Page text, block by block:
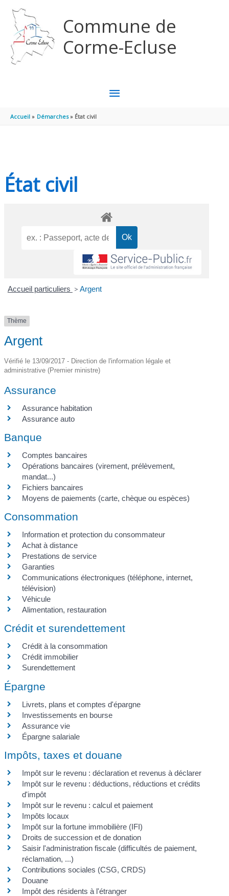
Commune de
Corme-Ecluse
MENU
Accueil Démarches État civil
État civil
Accueil particuliers > Argent
Thème
Argent
Vérifié le 13/09/2017 - Direction de l'information légale et
administrative (Premier ministre)
Assurance
Assurance habitation
Assurance auto
Banque
Comptes bancaires
Opérations bancaires (virement, prélèvement,
mandat...)
Fichiers bancaires
Moyens de paiements (carte, chèque ou espèces)
Consommation
Information et protection du consommateur
Achat à distance
Prestations de service
Garanties
Communications électroniques (téléphone, internet,
télévision)
Véhicule
Alimentation, restauration
Crédit et surendettement
Crédit à la consommation
Crédit immobilier
Surendettement
Épargne
Livrets, plans et comptes d'épargne
Investissements en bourse
Assurance vie
Épargne salariale
Impôts, taxes et douane
Impôt sur le revenu : déclaration et revenus à déclarer
Impôt sur le revenu : déductions, réductions et crédits
d'impôt
Impôt sur le revenu : calcul et paiement
Impôts locaux
Impôt sur la fortune immobilière (IFI)
Droits de succession et de donation
Saisir l'administration fiscale (difficultés de paiement,
réclamation, ...)
Contributions sociales (CSG, CRDS)
Douane
Impôt des résidents à l'étranger